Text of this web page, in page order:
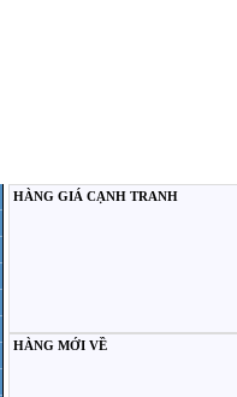
HÀNG GIÁ CẠNH TRANH
HÀNG MỚI VỀ